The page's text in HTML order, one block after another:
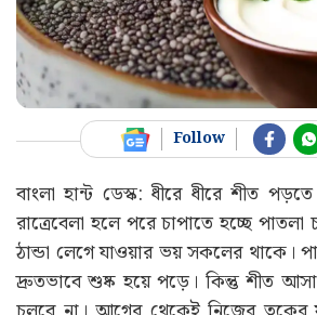
Follow
বাংলা হান্ট ডেস্ক: ধীরে ধীরে শীত
রাত্রেবেলা হলে পরে চাপাতে হচ্ছে
ঠান্ডা লেগে যাওয়ার ভয় সকলের থাকে।
দ্রুতভাবে শুষ্ক হয়ে পড়ে। কিন্তু শীত